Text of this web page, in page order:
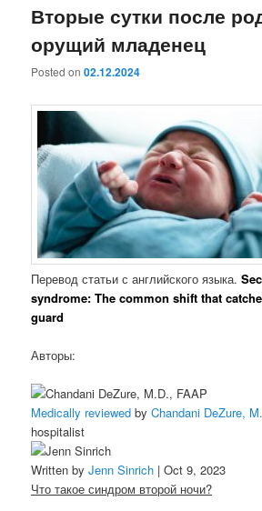
Вторые сутки после
орущий младенец
Posted on02.12.2024
Перевод статьи с английского языка.
syndrome: The common shift that
guard
Авторы:
Medically reviewed byChandani DeZure,
hospitalist
Written byJenn Sinrich | Oct 9, 2023
Что такое синдром второй ночи?